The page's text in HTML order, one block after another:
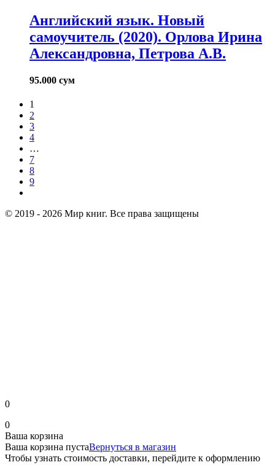
Английский язык. Новый
самоучитель (2020). Орлова Ирина
Александровна, Петрова А.В.
95.000 сум
1
2
3
4
…
7
8
9
© 2019 - 2026 Мир книг. Все права защищены
0
0
Ваша корзина
Ваша корзина пустаВернуться в магазин
Чтобы узнать стоимость доставки, перейдите к оформлению